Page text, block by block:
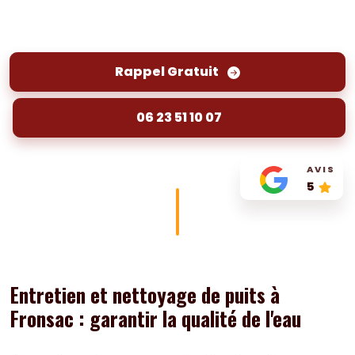
Rappel Gratuit
06 23 51 10 07
AVIS
5
Entretien et nettoyage de puits à
Fronsac : garantir la qualité de l'eau